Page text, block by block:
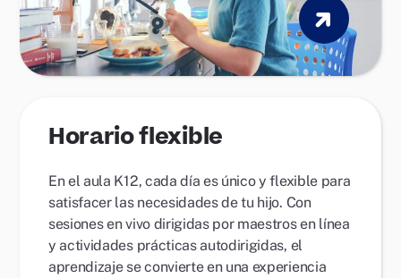
Horario flexible
En el aula K12, cada día es único y flexible para
satisfacer las necesidades de tu hijo. Con
sesiones en vivo dirigidas por maestros en línea
y actividades prácticas autodirigidas, el
aprendizaje se convierte en una experiencia